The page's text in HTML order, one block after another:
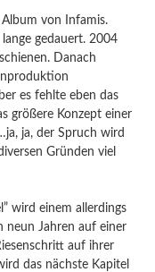
von Infamis.
gedauert. 2004
Danach
es fehlte eben das
größere Konzept einer
ja, der Spruch wird
Gründen viel
wird einem allerdings
neun Jahren auf einer
auf ihrer
das nächste Kapitel